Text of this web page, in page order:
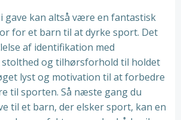
gave kan altså være en fantastisk
for et barn til at dyrke sport. Det
af identifikation med
og tilhørsforhold til holdet
lyst og motivation til at forbedre
til sporten. Så næste gang du
til et barn, der elsker sport, kan en